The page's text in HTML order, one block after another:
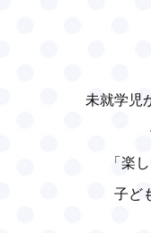
未就学児
「楽
子ど